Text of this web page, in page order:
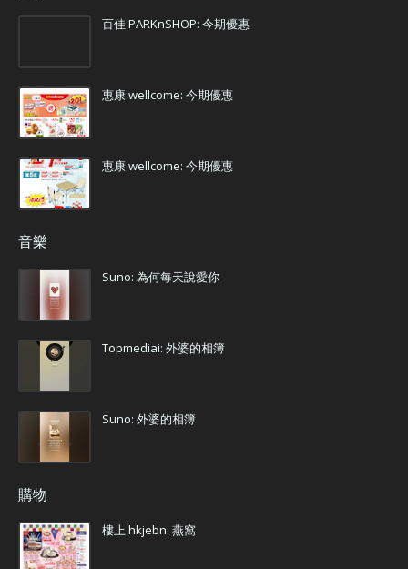
百佳 PARKnSHOP: 今期優惠
惠康 wellcome: 今期優惠
惠康 wellcome: 今期優惠
音樂
Suno: 為何每天說愛你
Topmediai: 外婆的相簿
Suno: 外婆的相簿
購物
樓上 hkjebn: 燕窩